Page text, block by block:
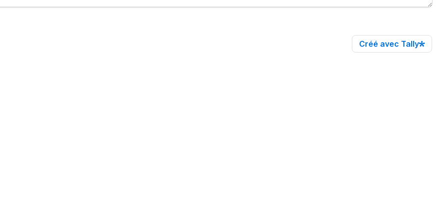
Créé avec Tally